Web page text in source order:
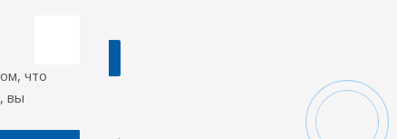
что
вы